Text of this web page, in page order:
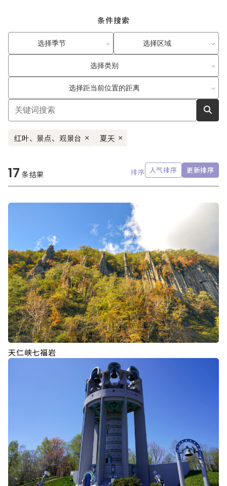
条件搜索
选择季节 选择区域
选择类别
选择距当前位置的距离
红叶、景点、观景台 × 夏天 ×
17 条结果 排序 人气排序 更新排序
天仁峡七福岩